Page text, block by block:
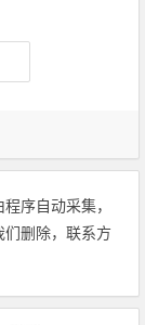
序自动采集，
删除，联系方